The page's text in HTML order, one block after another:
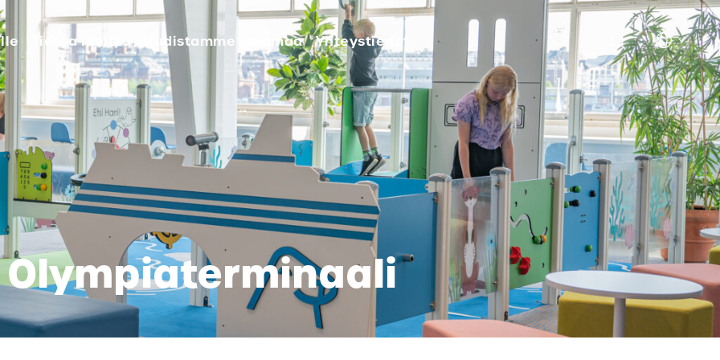
Tietoa meistä Uudistamme satamaa Yhteystiedot